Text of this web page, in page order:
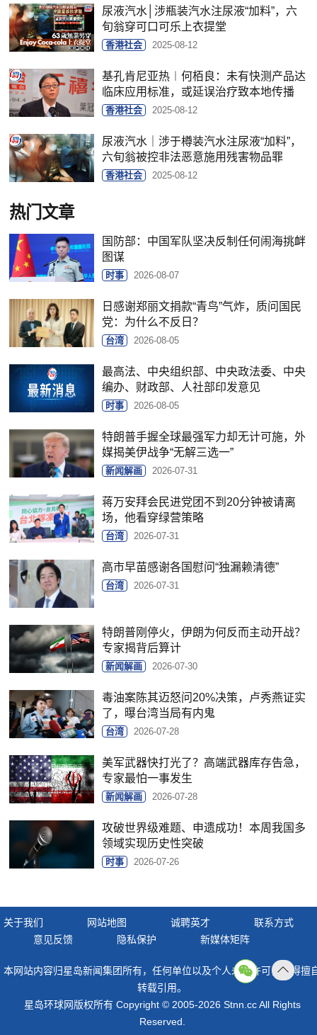
尿液汽水│涉瓶装汽水注尿液“加料”，六
旬翁穿可口可乐上衣提堂
香港社会 2025-08-12
基孔肯尼亚热︱何栢良：未有快测产品达
临床应用标准，或延误治疗致本地传播
香港社会 2025-08-12
尿液汽水｜涉于樽装汽水注尿液“加料”，
六旬翁被控非法恶意施用残害物品罪
香港社会 2025-08-12
热门文章
国防部：中国军队坚决反制任何闹海挑衅
图谋
时事 2026-08-07
日感谢郑丽文捐款“青鸟”气炸，质问国民
党：为什么不反日？
台湾 2026-08-05
最高法、中央组织部、中央政法委、中央
编办、财政部、人社部印发意见
时事 2026-08-05
特朗普手握全球最强军力却无计可施，外
媒揭美伊战争“无解三选一”
新闻解画 2026-07-31
蒋万安拜会民进党团不到20分钟被请离
场，他看穿绿营策略
台湾 2026-07-31
高市早苗感谢各国慰问“独漏赖清德”
台湾 2026-07-31
特朗普刚停火，伊朗为何反而主动开战？
专家揭背后算计
新闻解画 2026-07-30
毒油案陈其迈怒问20%决策，卢秀燕证实
了，曝台湾当局有内鬼
台湾 2026-07-28
美军武器快打光了？高端武器库存告急，
专家最怕一事发生
新闻解画 2026-07-28
攻破世界级难题、申遗成功！本周我国多
领域实现历史性突破
时事 2026-07-26
关于我们 网站地图 诚聘英才
联系方式
意见反馈
隐私保护 新媒体矩阵
本网站内容归星岛新闻集团所有，任何单位以及个人未经许可，不得擅
转载引用。
星岛环球网版权所有 Copyright © 2005-2026 Stnn.cc All Rights
Reserved.
顶部